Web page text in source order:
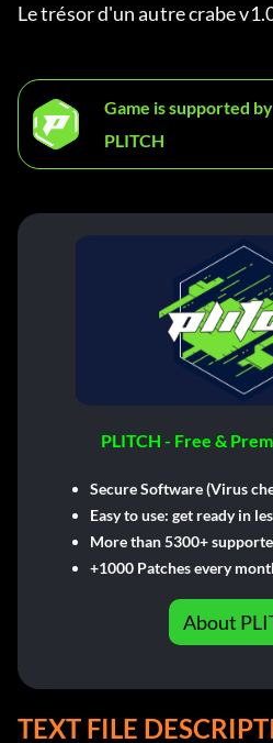
Le trésor d'un autre crabe
Game is supported by
PLITCH
PLITCH - Free &
Secure Software (Virus
Easy to use: get ready in
More than 5300+
+1000 Patches every
About
TEXT FILE